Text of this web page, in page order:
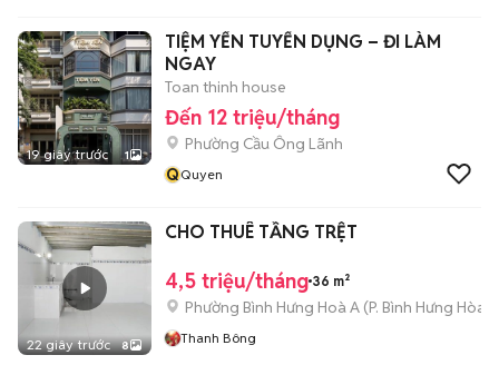
19 giây trước 1
TIỆM YẾN TUYỂN DỤNG – ĐI LÀM
NGAY
Toan thinh house
Đến 12 triệu/tháng
Phường Cầu Ông Lãnh
QQuyen
22 giây trước 8
CHO THUÊ TẦNG TRỆT
4,5 triệu/tháng 36 m²
Phường Bình Hưng Hoà A (P. Bình Hưng Hòa
Thanh Bông